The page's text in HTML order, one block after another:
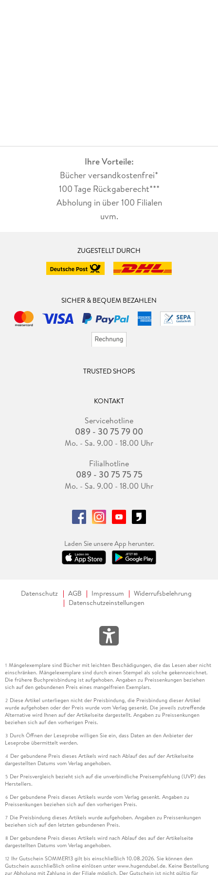
Ihre Vorteile:
Bücher versandkostenfrei*
100 Tage Rückgaberecht***
Abholung in über 100 Filialen
uvm.
ZUGESTELLT DURCH
SICHER & BEQUEM BEZAHLEN
TRUSTED SHOPS
KONTAKT
Servicehotline
089 - 30 75 79 00
Mo. - Sa. 9.00 - 18.00 Uhr
Filialhotline
089 - 30 75 75 75
Mo. - Sa. 9.00 - 18.00 Uhr
Laden Sie unsere App herunter.
Datenschutz AGB Impressum
Widerrufsbelehrung
Datenschutzeinstellungen
1 Mängelexemplare sind Bücher mit leichten Beschädigungen, die das Lesen aber nicht
einschränken. Mängelexemplare sind durch einen Stempel als solche gekennzeichnet.
Die frühere Buchpreisbindung ist aufgehoben. Angaben zu Preissenkungen beziehen
sich auf den gebundenen Preis eines mangelfreien Exemplars.
2 Diese Artikel unterliegen nicht der Preisbindung, die Preisbindung dieser Artikel
wurde aufgehoben oder der Preis wurde vom Verlag gesenkt. Die jeweils zutreffende
Alternative wird Ihnen auf der Artikelseite dargestellt. Angaben zu Preissenkungen
beziehen sich auf den vorherigen Preis.
3 Durch Öffnen der Leseprobe willigen Sie ein, dass Daten an den Anbieter der
Leseprobe übermittelt werden.
4 Der gebundene Preis dieses Artikels wird nach Ablauf des auf der Artikelseite
dargestellten Datums vom Verlag angehoben.
5 Der Preisvergleich bezieht sich auf die unverbindliche Preisempfehlung (UVP) des
Herstellers.
6 Der gebundene Preis dieses Artikels wurde vom Verlag gesenkt. Angaben zu
Preissenkungen beziehen sich auf den vorherigen Preis.
7 Die Preisbindung dieses Artikels wurde aufgehoben. Angaben zu Preissenkungen
beziehen sich auf den letzten gebundenen Preis.
8 Der gebundene Preis dieses Artikels wird nach Ablauf des auf der Artikelseite
dargestellten Datums vom Verlag angehoben.
12 Ihr Gutschein SOMMER13 gilt bis einschließlich 10.08.2026. Sie können den
Gutschein ausschließlich online einlösen unter www.hugendubel.de. Keine Bestellung
zur Abholung mit Zahlung in der Filiale möglich. Der Gutschein ist nicht gültig für